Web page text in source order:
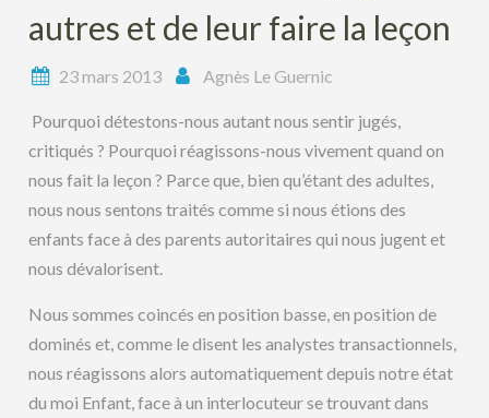
autres et de leur faire la leçon
23 mars 2013 Agnès Le Guernic
Pourquoi détestons-nous autant nous sentir jugés,
critiqués ? Pourquoi réagissons-nous vivement quand on
nous fait la leçon ? Parce que, bien qu’étant des adultes,
nous nous sentons traités comme si nous étions des
enfants face à des parents autoritaires qui nous jugent et
nous dévalorisent.
Nous sommes coincés en position basse, en position de
dominés et, comme le disent les analystes transactionnels,
nous réagissons alors automatiquement depuis notre état
du moi Enfant, face à un interlocuteur se trouvant dans